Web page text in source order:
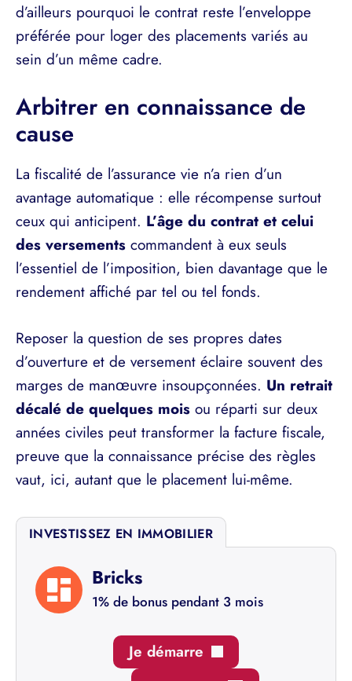
d’ailleurs pourquoi le contrat reste l’enveloppe
préférée pour loger des placements variés au
sein d’un même cadre.
Arbitrer en connaissance de
cause
La fiscalité de l’assurance vie n’a rien d’un
avantage automatique : elle récompense surtout
ceux qui anticipent. L’âge du contrat et celui
des versements commandent à eux seuls
l’essentiel de l’imposition, bien davantage que le
rendement affiché par tel ou tel fonds.
Reposer la question de ses propres dates
d’ouverture et de versement éclaire souvent des
marges de manœuvre insoupçonnées. Un retrait
décalé de quelques mois ou réparti sur deux
années civiles peut transformer la facture fiscale,
preuve que la connaissance précise des règles
vaut, ici, autant que le placement lui-même.
INVESTISSEZ EN IMMOBILIER
Bricks
1% de bonus pendant 3 mois
Je démarre